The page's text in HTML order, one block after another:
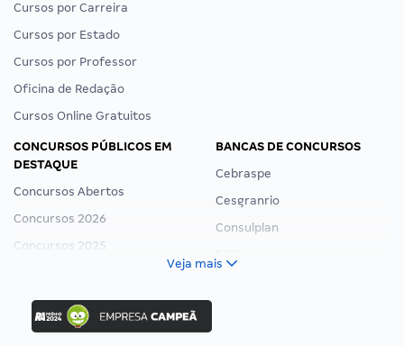
Cursos por Carreira
Cursos por Estado
Cursos por Professor
Oficina de Redação
Cursos Online Gratuitos
CONCURSOS PÚBLICOS EM
DESTAQUE
Concursos Abertos
Concursos 2026
Concursos 2025
Concurso Ibama
Concurso MPU
BANCAS DE CONCURSOS
Cebraspe
Cesgranrio
Consulplan
Veja mais